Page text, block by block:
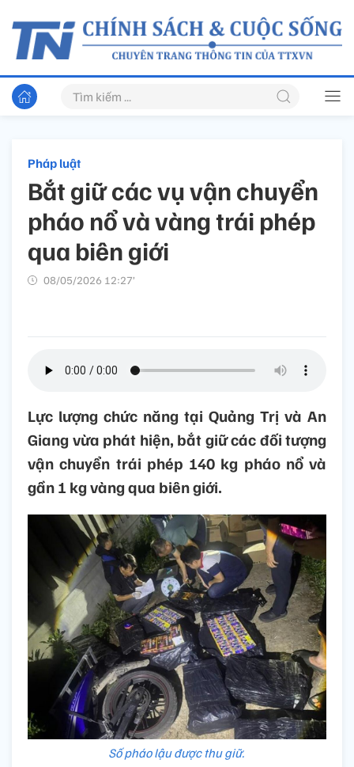
Pháp luật
Bắt giữ các vụ vận chuyển
pháo nổ và vàng trái phép
qua biên giới
08/05/2026 12:27’
Lực lượng chức năng tại Quảng Trị và An
Giang vừa phát hiện, bắt giữ các đối tượng
vận chuyển trái phép 140 kg pháo nổ và
gần 1 kg vàng qua biên giới.
Số pháo lậu được thu giữ.